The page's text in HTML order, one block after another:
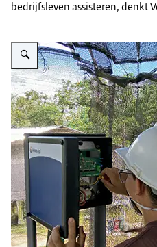
bedrijfsleven assisteren, denkt
Vergroot afbeelding Hotraco-